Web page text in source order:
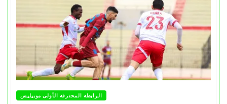
الرابطة المحترفة الأولى موبيليس